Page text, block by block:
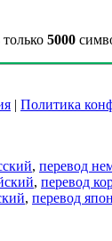
5000
| Политика
, перевод
, перевод
, перевод